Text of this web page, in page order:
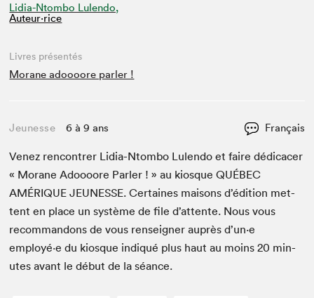
Lidia-Ntombo Lulendo,
Auteur·rice
Livres présentés
Morane adoooore parler !
Jeunesse 6 à 9 ans Français
Venez ren­con­tr­er Lidia-Ntombo Lulen­do et faire dédi­cac­er
« Morane Adoooore Par­ler ! » au kiosqueQUÉBEC
AMÉRIQUE JEUNESSE. Cer­taines maisons d’édi­tion met­
tent en place un sys­tème de file d’at­tente. Nous vous
recom­man­dons de vous ren­seign­er auprès d’un·e
employé·e du kiosque indiqué plus haut au moins20 min­
utes avant le début de la séance.